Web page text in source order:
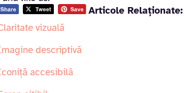
Articole Relaționate:
vizuală
descriptivă
accesibilă